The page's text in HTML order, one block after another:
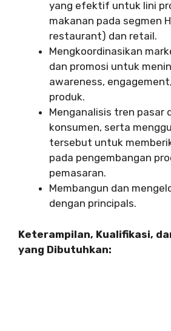
yang efektif untuk lini
makanan pada segmen
restaurant) dan retail.
Mengkoordinasikan
dan promosi untuk
awareness,
produk.
Menganalisis tren pasar
konsumen, serta
tersebut untuk
pada pengembangan
pemasaran.
Membangun dan
dengan principals.
Keterampilan, Kualifikasi,
yang Dibutuhkan: